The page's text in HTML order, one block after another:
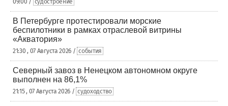
09:00 / судостроение
В Петербурге протестировали морские
беспилотники в рамках отраслевой витрины
«Акватория»
21:30 , 07 Августа 2026 / события
Северный завоз в Ненецком автономном округе
выполнен на 86,1%
21:15 , 07 Августа 2026 / судоходство